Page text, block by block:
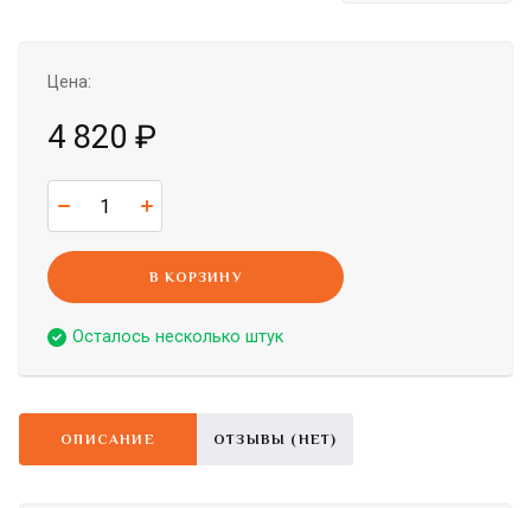
Цена:
4 820 ₽
В КОРЗИНУ
Осталось несколько штук
ОПИСАНИЕ ОТЗЫВЫ (НЕТ)